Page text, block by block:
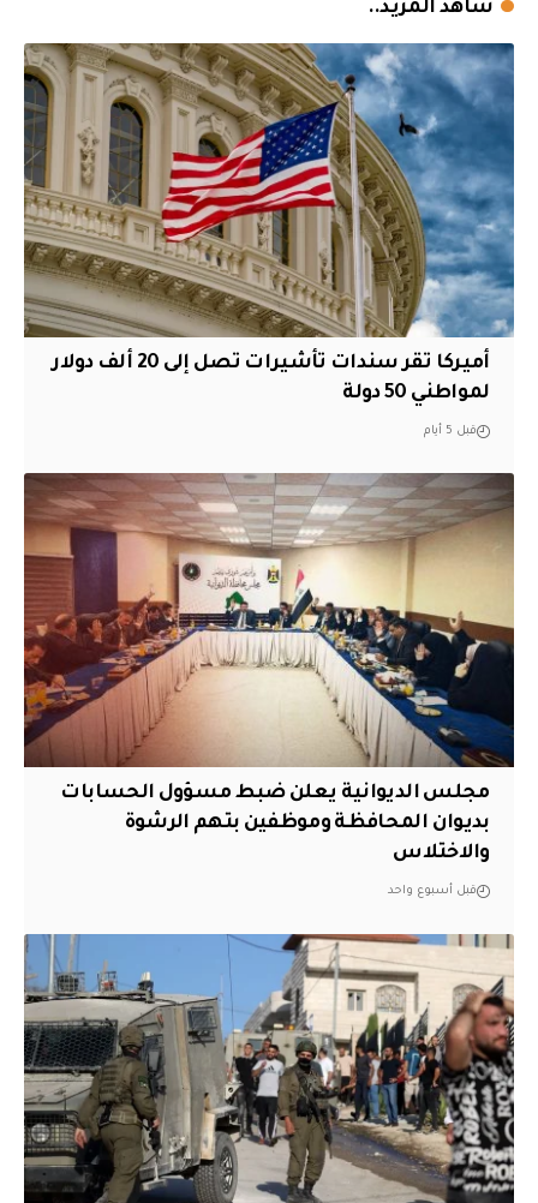
شاهد المزيد..
أميركا تقر سندات تأشيرات تصل إلى 20 ألف دولار
لمواطني 50 دولة
قبل 5 أيام
مجلس الديوانية يعلن ضبط مسؤول الحسابات
بديوان المحافظة وموظفين بتهم الرشوة
والاختلاس
قبل أسبوع واحد